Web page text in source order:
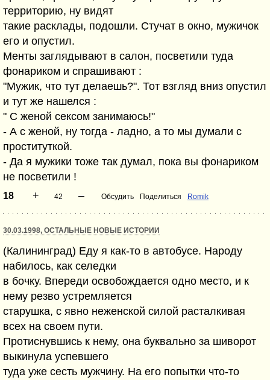
территорию, ну видят
такие расклады, подошли. Стучат в окно, мужичок
его и опустил.
Менты заглядывают в салон, посветили туда
фонариком и спрашивают :
"Мужик, что тут делаешь?". Тот взгляд вниз опустил
и тут же нашелся :
" С женой сексом занимаюсь!"
- А с женой, ну тогда - ладно, а то мы думали с
проституткой.
- Да я мужики тоже так думал, пока вы фонариком
не посветили !
18 + 42 – Обсудить Поделиться Romik
30.03.1998, ОСТАЛЬНЫЕ НОВЫЕ ИСТОРИИ
(Калининград) Еду я как-то в автобусе. Народу
набилось, как селедки
в бочку. Впереди освобождается одно место, и к
нему резво устремляется
старушка, с явно неженской силой расталкивая
всех на своем пути.
Протиснувшись к нему, она буквально за шиворот
выкинула успевшего
туда уже сесть мужчину. На его попытки что-то